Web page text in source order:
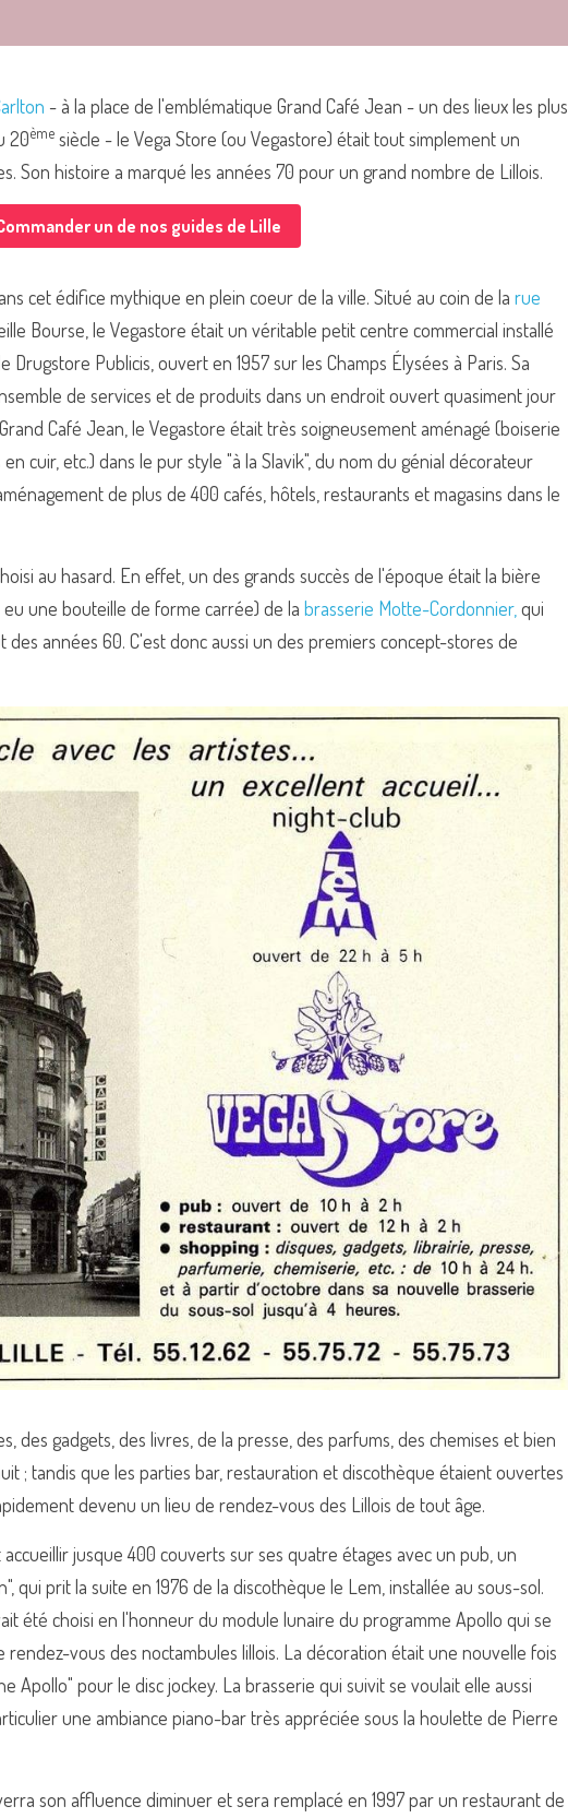
- à la place de l'emblématique Grand Café Jean - un des lieux les plus
20ème siècle - le Vega Store (ou Vegastore) était tout simplement un
Son histoire a marqué les années 70 pour un grand nombre de Lillois.
un de nos guides de Lille
cet édifice mythique en plein coeur de la ville. Situé au coin de la rue
Bourse, le Vegastore était un véritable petit centre commercial installé
Publicis, ouvert en 1957 sur les Champs Élysées à Paris. Sa
de services et de produits dans un endroit ouvert quasiment jour
Café Jean, le Vegastore était très soigneusement aménagé (boiserie
cuir, etc.) dans le pur style "à la Slavik", du nom du génial décorateur
de plus de 400 cafés, hôtels, restaurants et magasins dans le
au hasard. En effet, un des grands succès de l'époque était la bière
une bouteille de forme carrée) de la brasserie Motte-Cordonnier, qui
des années 60. C'est donc aussi un des premiers concept-stores de
des gadgets, des livres, de la presse, des parfums, des chemises et bien
; tandis que les parties bar, restauration et discothèque étaient ouvertes
devenu un lieu de rendez-vous des Lillois de tout âge.
jusque 400 couverts sur ses quatre étages avec un pub, un
qui prit la suite en 1976 de la discothèque le Lem, installée au sous-sol.
été choisi en l'honneur du module lunaire du programme Apollo qui se
rendez-vous des noctambules lillois. La décoration était une nouvelle fois
Apollo" pour le disc jockey. La brasserie qui suivit se voulait elle aussi
une ambiance piano-bar très appréciée sous la houlette de Pierre
son affluence diminuer et sera remplacé en 1997 par un restaurant de